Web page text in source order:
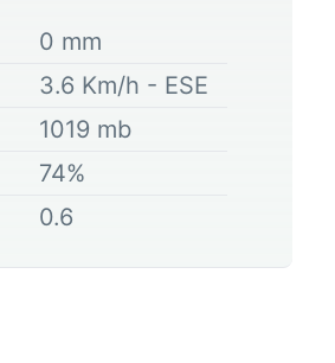
0 mm
3.6 Km/h - ESE
1019 mb
74%
0.6